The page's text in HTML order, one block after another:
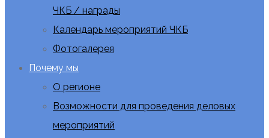
ЧКБ / награды
Календарь мероприятий ЧКБ
Фотогалерея
Почему мы
О регионе
Возможности для проведения деловых
мероприятий